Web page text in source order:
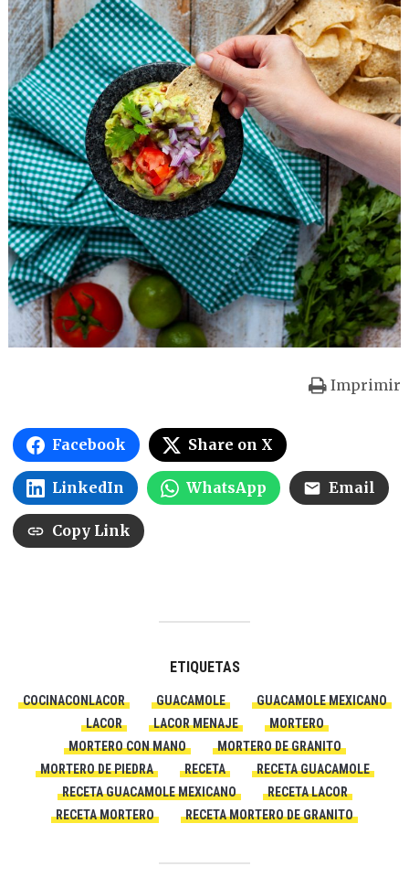
Imprimir
Facebook Share on X
LinkedIn WhatsApp Email
Copy Link
ETIQUETAS
COCINACONLACOR GUACAMOLE
GUACAMOLE MEXICANO
LACOR
LACOR MENAJE
MORTERO
MORTERO CON MANO
MORTERO DE GRANITO
MORTERO DE PIEDRA
RECETA
RECETA GUACAMOLE
RECETA GUACAMOLE MEXICANO
RECETA LACOR
RECETA MORTERO
RECETA MORTERO DE GRANITO